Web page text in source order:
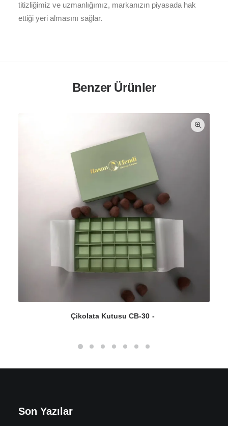
titizliğimiz ve uzmanlığımız, markanızın piyasada hak
ettiği yeri almasını sağlar.
Benzer Ürünler
Çikolata Kutusu CB-30
Son Yazılar